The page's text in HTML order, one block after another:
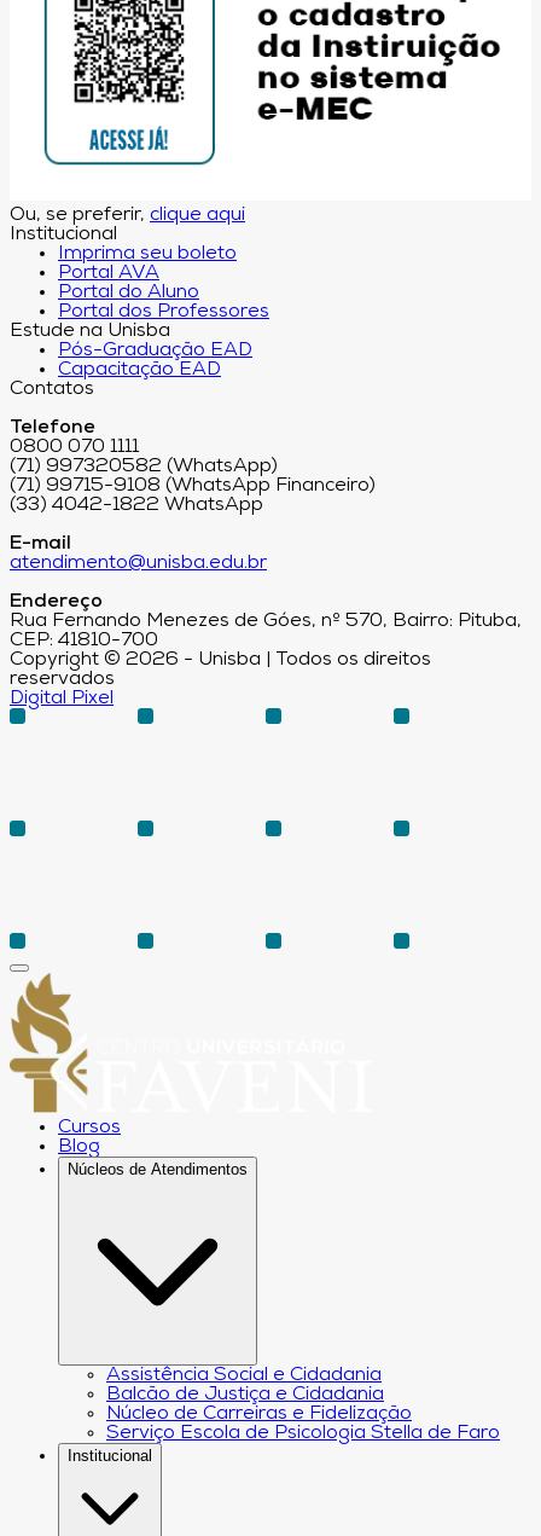
Ou, se preferir, clique aqui
Institucional
Imprima seu boleto
Portal AVA
Portal do Aluno
Portal dos Professores
Estude na Unisba
Pós-Graduação EAD
Capacitação EAD
Contatos
Telefone
0800 070 1111
(71) 997320582 (WhatsApp)
(71) 99715-9108 (WhatsApp Financeiro)
(33) 4042-1822 WhatsApp
E-mail
atendimento@unisba.edu.br
Endereço
Rua Fernando Menezes de Góes, nº 570, Bairro: Pituba,
CEP: 41810-700
Copyright © 2026 - Unisba | Todos os direitos
reservados
Digital Pixel
Cursos
Blog
Núcleos de Atendimentos
Assistência Social e Cidadania
Balcão de Justiça e Cidadania
Núcleo de Carreiras e Fidelização
Serviço Escola de Psicologia Stella de Faro
Institucional